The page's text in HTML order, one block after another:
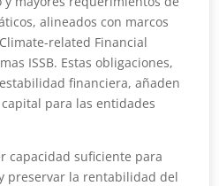
alineados con marcos
related Financial
ISSB. Estas obligaciones,
financiera, añaden
para las entidades
capacidad suficiente para
preservar la rentabilidad del